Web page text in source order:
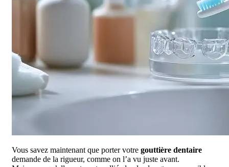
Vous savez maintenant que porter votre gouttière dentaire
demande de la rigueur, comme on l’a vu juste avant.